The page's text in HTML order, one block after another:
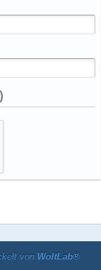
von WoltLab®